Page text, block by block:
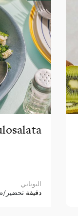
اليوناني
دقيقة تحضير/